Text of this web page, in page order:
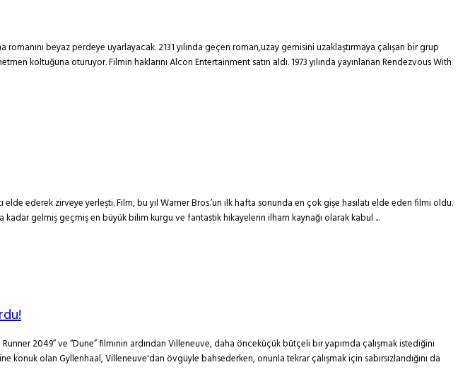
beyaz perdeye uyarlayacak. 2131 yılında geçen roman,uzay gemisini uzaklaştırmaya çalışan bir grup
koltuğuna oturuyor. Filmin haklarını Alcon Entertainment satın aldı. 1973 yılında yayınlanan Rendezvous With
ederek zirveye yerleşti. Film, bu yıl Warner Bros.’un ilk hafta sonunda en çok gişe hasılatı elde eden filmi oldu.
kadar gelmiş geçmiş en büyük bilim kurgu ve fantastik hikayelerin ilham kaynağı olarak kabul ...
2049” ve “Dune” filminin ardından Villeneuve, daha önceküçük bütçeli bir yapımda çalışmak istediğini
konuk olan Gyllenhaal, Villeneuve'dan övgüyle bahsederken, onunla tekrar çalışmak için sabırsızlandığını da